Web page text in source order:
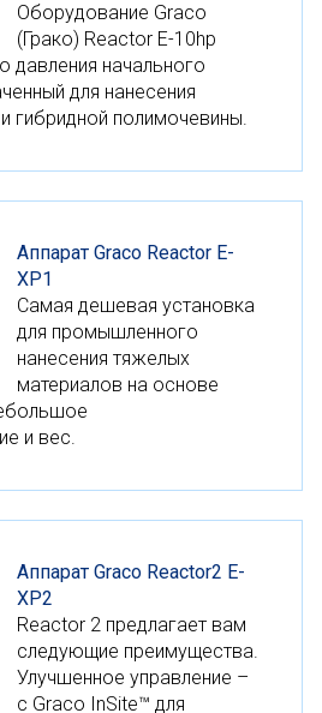
Оборудование Graco
(Грако) Reactor E-10hp
давления начального
для нанесения
гибридной полимочевины.
Аппарат Graco Reactor E-
XP1
Cамая дешевая установка
для промышленного
нанесения тяжелых
материалов на основе
и вес.
Аппарат Graco Reactor2 E-
XP2
Reactor 2 предлагает вам
следующие преимущества.
Улучшенное управление –
с Graco InSite™ для